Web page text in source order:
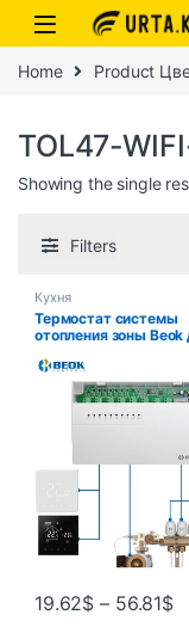
Home Product
TOL47-
Showing the single
Filters
Кухня
Термостат системы
отопления зоны Beok
котла, контроллер
термостата, 8-
приводом
19.62$ – 56.81$